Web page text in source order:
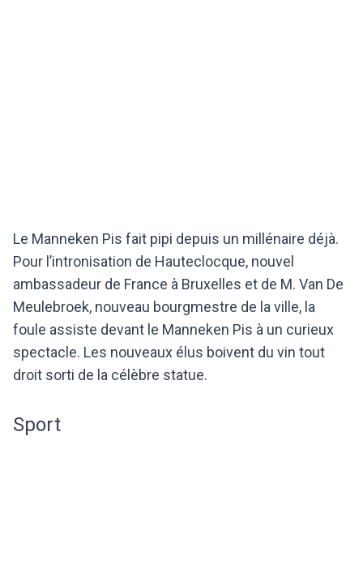
Le Manneken Pis fait pipi depuis un millénaire déjà.
Pour l’intronisation de Hauteclocque, nouvel
ambassadeur de France à Bruxelles et de M. Van De
Meulebroek, nouveau bourgmestre de la ville, la
foule assiste devant le Manneken Pis à un curieux
spectacle. Les nouveaux élus boivent du vin tout
droit sorti de la célèbre statue.
Sport